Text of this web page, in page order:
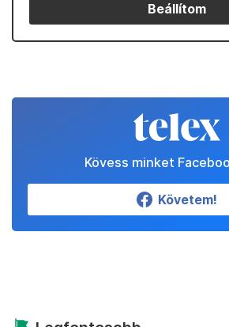
Beállítom
Kövess minket
Követem!